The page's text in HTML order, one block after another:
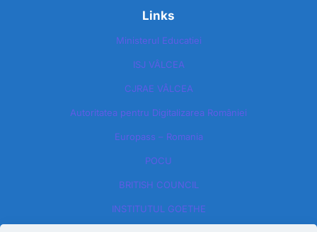
Links
Ministerul Educatiei
ISJ VÂLCEA
CJRAE VÂLCEA
Autoritatea pentru Digitalizarea României​
Europass – Romania
POCU
BRITISH COUNCIL
INSTITUTUL GOETHE